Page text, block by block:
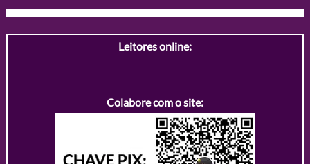
Leitores online:
Colabore com o site: